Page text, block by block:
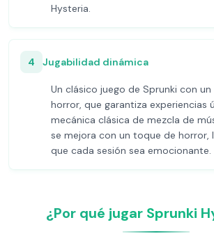
Hysteria.
4 Jugabilidad dinámica
Un clásico juego de Sprunki con
horror, que garantiza experiencias
mecánica clásica de mezcla de
se mejora con un toque de horror,
que cada sesión sea emocionante.
¿Por qué jugar Sprunki